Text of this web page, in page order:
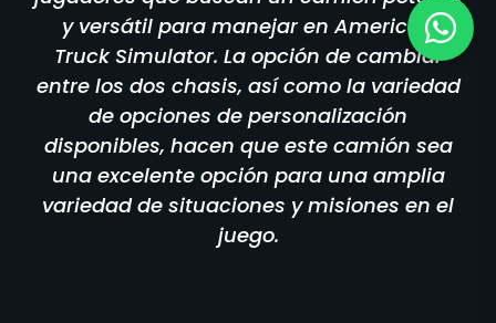
y versátil para manejar en American
Truck Simulator. La opción de cambiar
entre los dos chasis, así como la variedad
de opciones de personalización
disponibles, hacen que este camión sea
una excelente opción para una amplia
variedad de situaciones y misiones en el
juego.